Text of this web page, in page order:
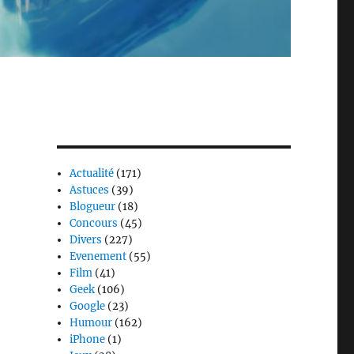
Actualité (171)
Astuces (39)
Blogueur (18)
Concours (45)
Divers (227)
Evenement (55)
Film (41)
Geek (106)
Google (23)
Humour (162)
iPhone (1)